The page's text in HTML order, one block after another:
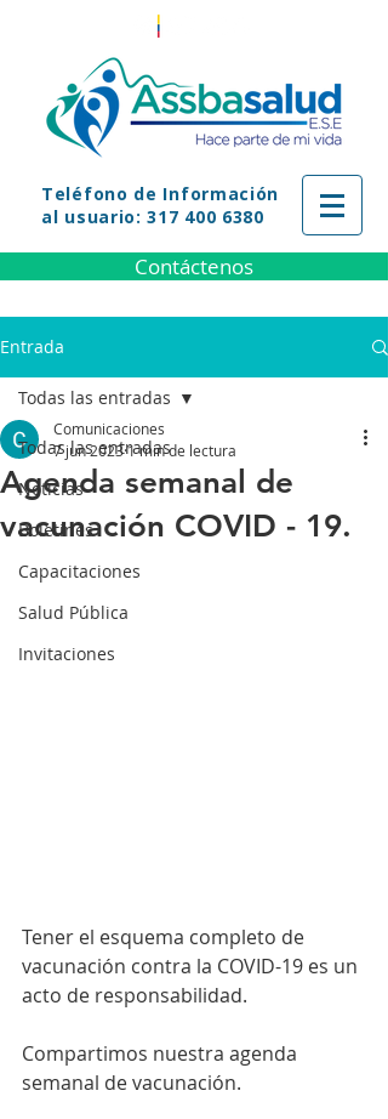
Teléfono de Información
al usuario: 317 400 6380
Contáctenos
Entrada
Todas las entradas
Noticias
Boletines
Capacitaciones
Salud Pública
Invitaciones
Todas las entradas
Agenda semanal de
vacunación COVID - 19.
Comunicaciones
7 jun 20231 min de lectura
Tener el esquema completo de
vacunación contra la COVID-19 es un
acto de responsabilidad.
Compartimos nuestra agenda
semanal de vacunación.